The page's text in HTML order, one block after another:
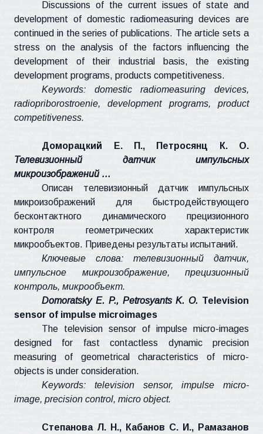
Discussions of the current issues of state and
development of domestic radiomeasuring devices are
continued in the series of publications. The article sets a
stress on the analysis of the factors influencing the
development of their industrial basis, the existing
development programs, products competitiveness.
Keywords: domesticradiomeasuring devices,
radiopriborostroenie, development programs, product
competitiveness.
Доморацкий Е. П., Петросянц К. О.
Телевизионный датчик импульсных
микроизображений …
Описан телевизионный датчик импульсных
микроизображений для быстродействующего
бесконтактного динамического прецизионного
контроля геометрических характеристик
микрообъектов. Приведены результаты испытаний.
Ключевые слова: телевизионный датчик,
импульсное микроизображение, прецизионный
контроль, микрообъект.
DomoratskyE. P., PetrosyantsK. O. Television
sensor of impulse microimages
The television sensor of impulse micro-images
designed for fastcontactless dynamic precision
measuring of geometrical characteristics of micro-
objects is under consideration.
Keywords: television sensor, impulse micro-
image, precision control, micro object.
Степанова Л. Н., Кабанов С. И., Рамазанов